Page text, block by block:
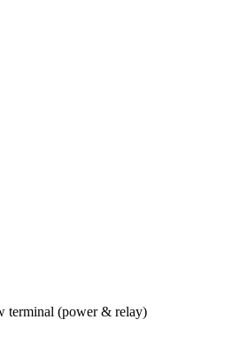
terminal (power & relay)